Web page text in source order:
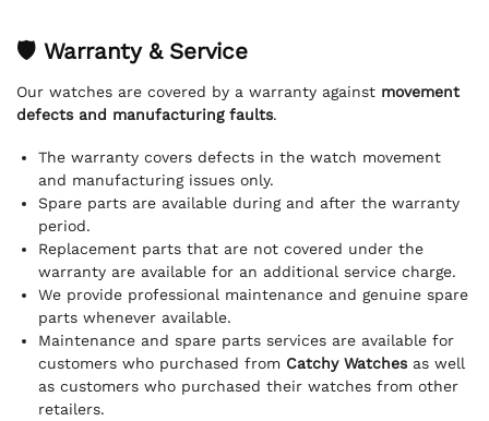
🛡 Warranty & Service
Our watches are covered by a warranty against movement
defects and manufacturing faults.
The warranty covers defects in the watch movement
and manufacturing issues only.
Spare parts are available during and after the warranty
period.
Replacement parts that are not covered under the
warranty are available for an additional service charge.
We provide professional maintenance and genuine spare
parts whenever available.
Maintenance and spare parts services are available for
customers who purchased from Catchy Watchesas well
as customers who purchased their watches from other
retailers.